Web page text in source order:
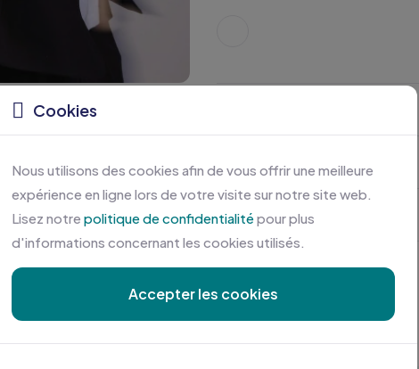
Caractéristiques
Certifications
Cookies
Nous utilisons des cookies afin de vous offrir une meilleure
expérience en ligne lors de votre visite sur notre site web.
Lisez notre politique de confidentialitépour plus
d'informations concernant les cookies utilisés.
Accepter les cookies